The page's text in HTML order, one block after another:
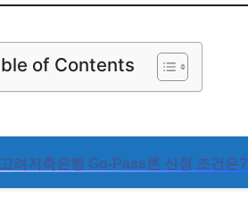
of Contents
려저축은행 Go-Pass론 신청 조건은?